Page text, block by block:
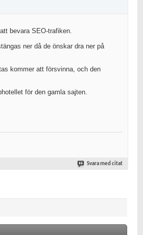
bevara SEO-trafiken.
ner då de önskar dra ner på
kommer att försvinna, och den
för den gamla sajten.
Svara med citat